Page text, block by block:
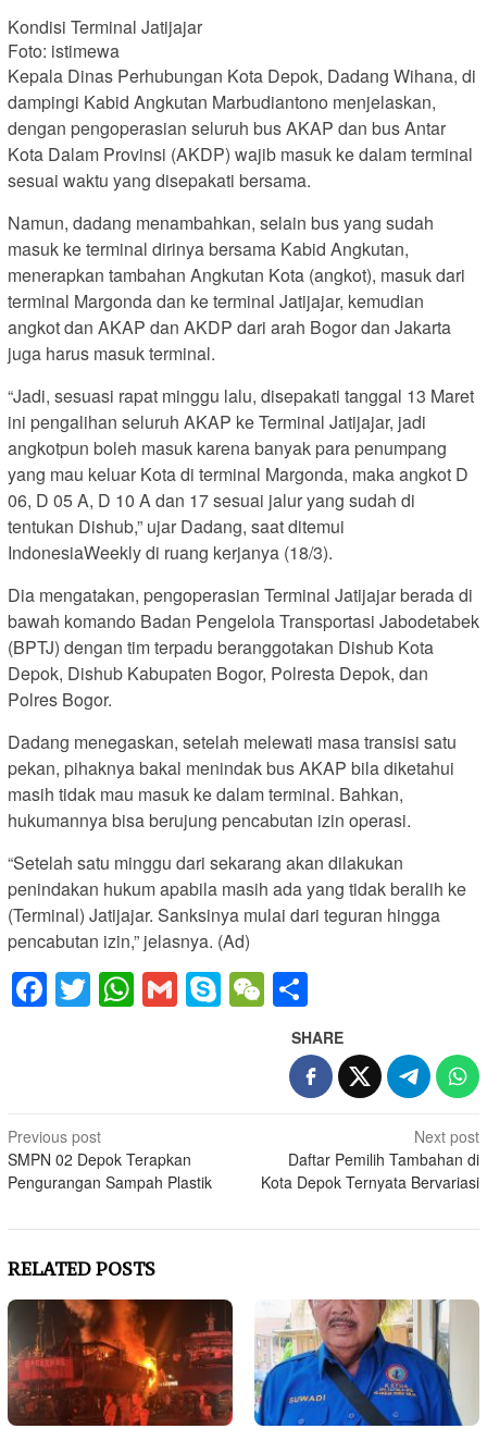
Kondisi Terminal Jatijajar
Foto: istimewa
Kepala Dinas Perhubungan Kota Depok, Dadang Wihana, di
dampingi Kabid Angkutan Marbudiantono menjelaskan,
dengan pengoperasian seluruh bus AKAP dan bus Antar
Kota Dalam Provinsi (AKDP) wajib masuk ke dalam terminal
sesuai waktu yang disepakati bersama.
Namun, dadang menambahkan, selain bus yang sudah
masuk ke terminal dirinya bersama Kabid Angkutan,
menerapkan tambahan Angkutan Kota (angkot), masuk dari
terminal Margonda dan ke terminal Jatijajar, kemudian
angkot dan AKAP dan AKDP dari arah Bogor dan Jakarta
juga harus masuk terminal.
“Jadi, sesuasi rapat minggu lalu, disepakati tanggal 13 Maret
ini pengalihan seluruh AKAP ke Terminal Jatijajar, jadi
angkotpun boleh masuk karena banyak para penumpang
yang mau keluar Kota di terminal Margonda, maka angkot D
06, D 05 A, D 10 A dan 17 sesuai jalur yang sudah di
tentukan Dishub,” ujar Dadang, saat ditemui
IndonesiaWeekly di ruang kerjanya (18/3).
Dia mengatakan, pengoperasian Terminal Jatijajar berada di
bawah komando Badan Pengelola Transportasi Jabodetabek
(BPTJ) dengan tim terpadu beranggotakan Dishub Kota
Depok, Dishub Kabupaten Bogor, Polresta Depok, dan
Polres Bogor.
Dadang menegaskan, setelah melewati masa transisi satu
pekan, pihaknya bakal menindak bus AKAP bila diketahui
masih tidak mau masuk ke dalam terminal. Bahkan,
hukumannya bisa berujung pencabutan izin operasi.
“Setelah satu minggu dari sekarang akan dilakukan
penindakan hukum apabila masih ada yang tidak beralih ke
(Terminal) Jatijajar. Sanksinya mulai dari teguran hingga
pencabutan izin,” jelasnya. (Ad)
Facebook
Twitter
WhatsApp
GmailSkypeWeChat
SHARE
Post
navigation
Previous post
SMPN 02 Depok Terapkan
Pengurangan Sampah Plastik
Next post
Daftar Pemilih Tambahan di
Kota Depok Ternyata Bervariasi
RELATED POSTS